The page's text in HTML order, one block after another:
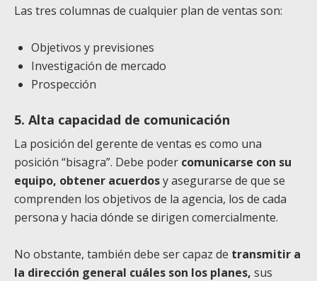
Las tres columnas de cualquier plan de ventas son:
Objetivos y previsiones
Investigación de mercado
Prospección
5. Alta capacidad de comunicación
La posición del gerente de ventas es como una
posición “bisagra”. Debe poder comunicarse con su
equipo, obtener acuerdosy asegurarse de que se
comprenden los objetivos de la agencia, los de cada
persona y hacia dónde se dirigen comercialmente.
No obstante, también debe ser capaz de transmitir a
la dirección general cuáles son los planes, sus